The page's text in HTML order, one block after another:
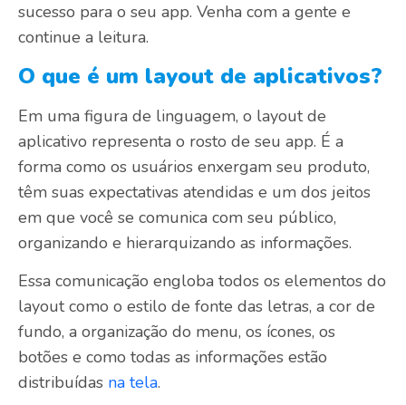
sucesso para o seu app. Venha com a gente e
continue a leitura.
O que é um layout de aplicativos?
Em uma figura de linguagem, o layout de
aplicativo representa o rosto de seu app. É a
forma como os usuários enxergam seu produto,
têm suas expectativas atendidas e um dos jeitos
em que você se comunica com seu público,
organizando e hierarquizando as informações.
Essa comunicação engloba todos os elementos do
layout como o estilo de fonte das letras, a cor de
fundo, a organização do menu, os ícones, os
botões e como todas as informações estão
distribuídas na tela.